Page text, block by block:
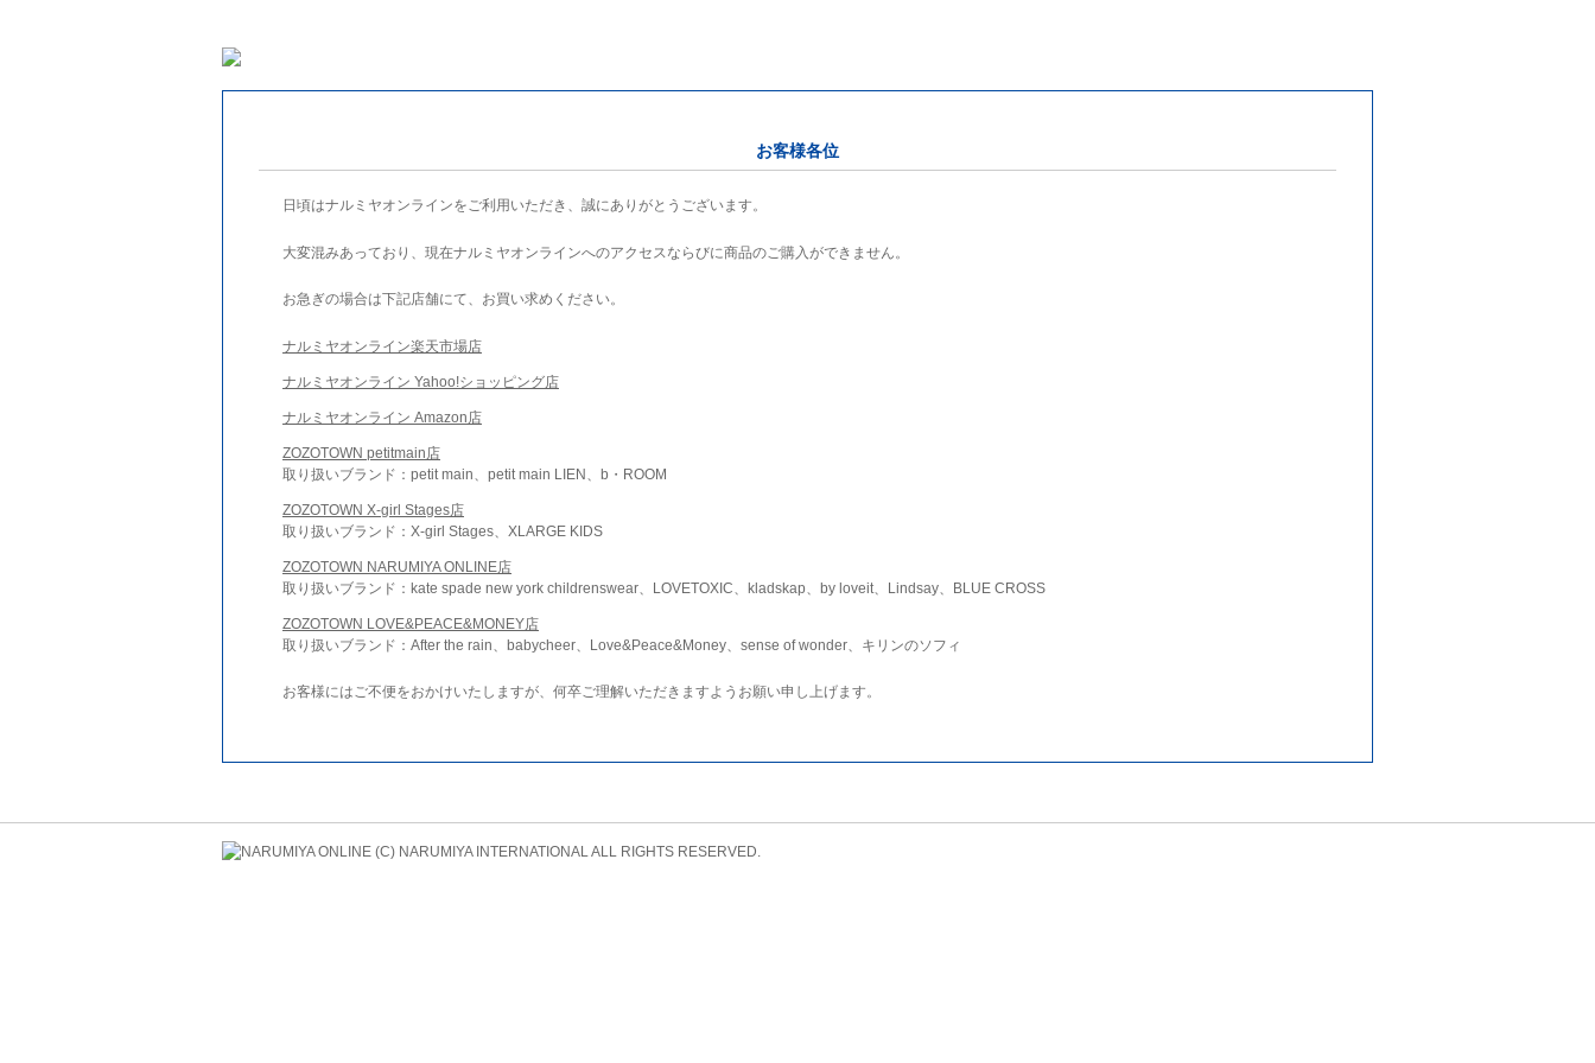
お客様各位
日頃はナルミヤオンラインをご利用いただき、誠にありがとうございます。
大変混みあっており、現在ナルミヤオンラインへのアクセスならびに商品のご購入ができません。
お急ぎの場合は下記店舗にて、お買い求めください。
ナルミヤオンライン楽天市場店
ナルミヤオンライン Yahoo!ショッピング店
ナルミヤオンライン Amazon店
ZOZOTOWN petitmain店
取り扱いブランド：petit main、petit main LIEN、b・ROOM
ZOZOTOWN X-girl Stages店
取り扱いブランド：X-girl Stages、XLARGE KIDS
ZOZOTOWN NARUMIYA ONLINE店
取り扱いブランド：kate spade new york childrenswear、LOVETOXIC、kladskap、by loveit、Lindsay、BLUE CROSS
ZOZOTOWN LOVE&PEACE&MONEY店
取り扱いブランド：After the rain、babycheer、Love&Peace&Money、sense of wonder、キリンのソフィ
お客様にはご不便をおかけいたしますが、何卒ご理解いただきますようお願い申し上げます。